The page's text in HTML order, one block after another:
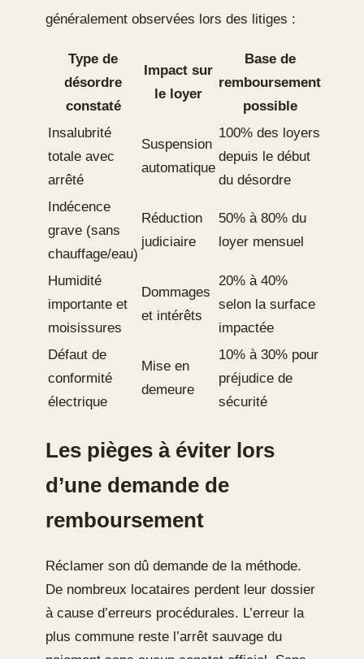
généralement observées lors des litiges :
Type de
désordre
constaté
Impact sur
le loyer
Base de
remboursement
possible
Insalubrité
totale avec
arrêté
Suspension
automatique
100% des loyers
depuis le début
du désordre
Indécence
grave (sans
chauffage/eau)
Réduction
judiciaire
50% à 80% du
loyer mensuel
Humidité
importante et
moisissures
Dommages
et intérêts
20% à 40%
selon la surface
impactée
Défaut de
conformité
électrique
Mise en
demeure
10% à 30% pour
préjudice de
sécurité
Les pièges à éviter lors
d’une demande de
remboursement
Réclamer son dû demande de la méthode.
De nombreux locataires perdent leur dossier
à cause d’erreurs procédurales. L’erreur la
plus commune reste l’arrêt sauvage du